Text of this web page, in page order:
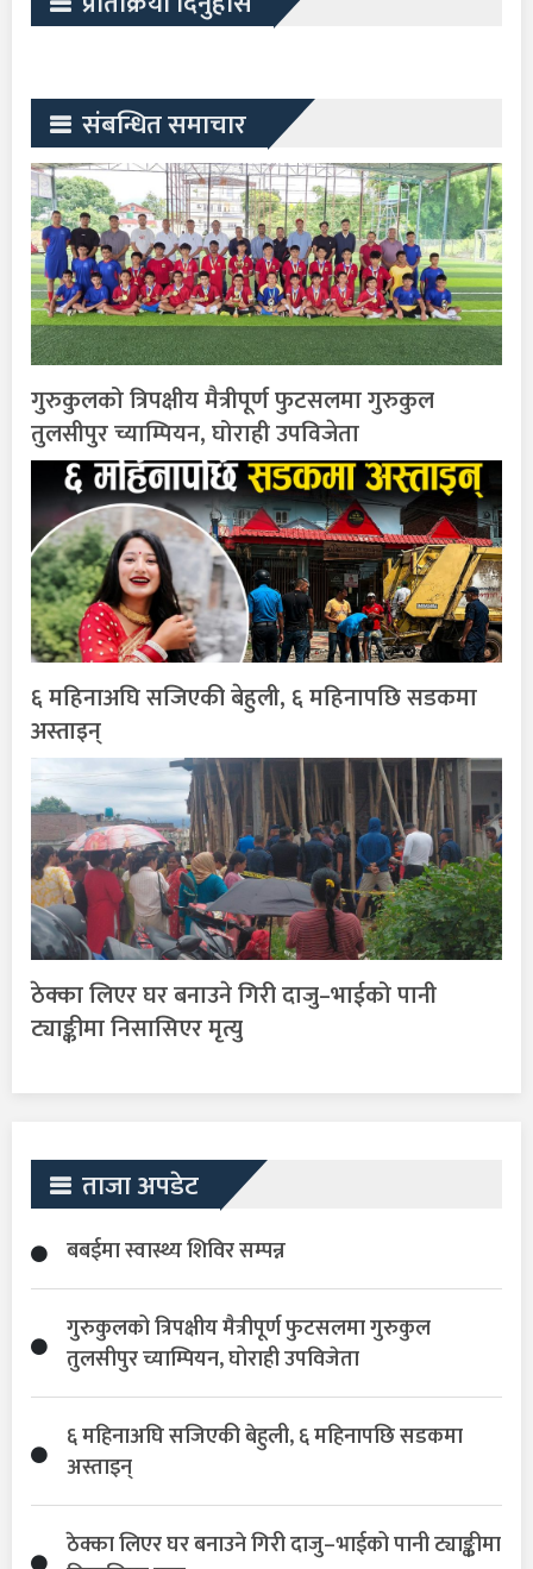
संबन्धित समाचार
गुरुकुलको त्रिपक्षीय मैत्रीपूर्ण फुटसलमा गुरुकुल
तुलसीपुर च्याम्पियन, घोराही उपविजेता
६ महिनाअघि सजिएकी बेहुली, ६ महिनापछि सडकमा
अस्ताइन्
ठेक्का लिएर घर बनाउने गिरी दाजु–भाईको पानी
ट्याङ्कीमा निसासिएर मृत्यु
ताजा अपडेट
बबईमा स्वास्थ्य शिविर सम्पन्न
गुरुकुलको त्रिपक्षीय मैत्रीपूर्ण फुटसलमा गुरुकुल
तुलसीपुर च्याम्पियन, घोराही उपविजेता
६ महिनाअघि सजिएकी बेहुली, ६ महिनापछि सडकमा
अस्ताइन्
ठेक्का लिएर घर बनाउने गिरी दाजु–भाईको पानी ट्याङ्कीमा